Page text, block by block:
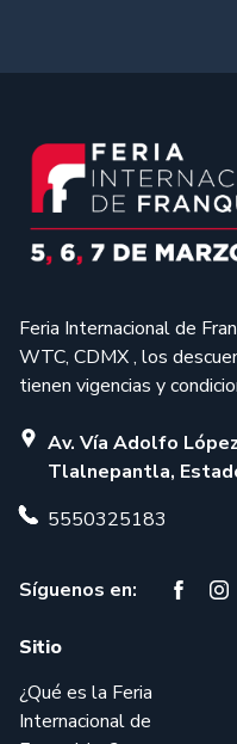
Feria Internacional de
WTC, CDMX , los
tienen vigencias y
Av. Vía Adolfo
Tlalnepantla,
5550325183
Síguenos en:
Sitio
¿Qué es la Feria
Internacional de